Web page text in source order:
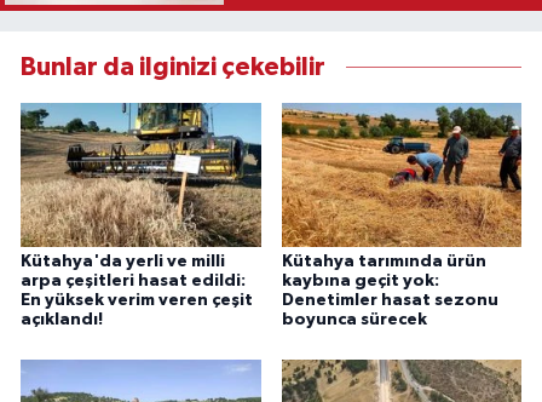
Bunlar da ilginizi çekebilir
Kütahya'da yerli ve milli
arpa çeşitleri hasat edildi:
En yüksek verim veren çeşit
açıklandı!
Kütahya tarımında ürün
kaybına geçit yok:
Denetimler hasat sezonu
boyunca sürecek